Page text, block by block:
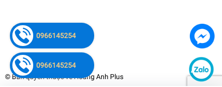
© Bản quyền thuộc vềHoàng Anh Plus
0966145254
0966145254